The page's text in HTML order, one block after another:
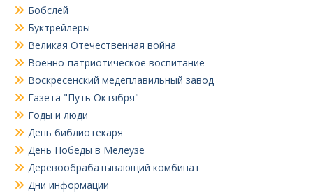
Бобслей
Буктрейлеры
Великая Отечественная война
Военно-патриотическое воспитание
Воскресенский медеплавильный завод
Газета "Путь Октября"
Годы и люди
День библиотекаря
День Победы в Мелеузе
Деревообрабатывающий комбинат
Дни информации